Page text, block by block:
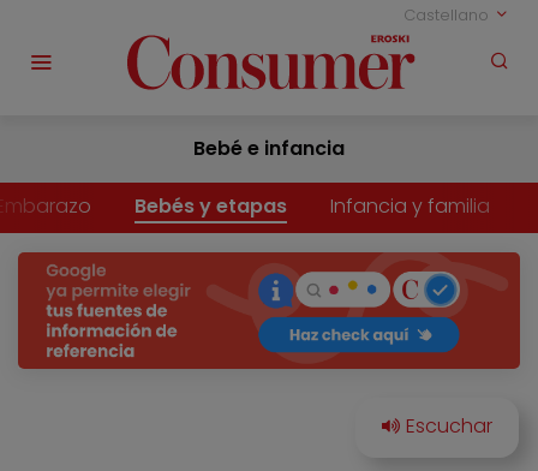
Castellano
Bebé e infancia
Bebés y etapas Infancia y familia